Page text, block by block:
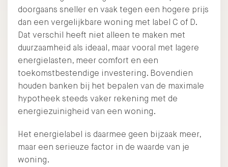
doorgaans sneller en vaak tegen een hogere prijs
dan een vergelijkbare woning met label C of D.
Dat verschil heeft niet alleen te maken met
duurzaamheid als ideaal, maar vooral met lagere
energielasten, meer comfort en een
toekomstbestendige investering. Bovendien
houden banken bij het bepalen van de maximale
hypotheek steeds vaker rekening met de
energiezuinigheid van een woning.
Het energielabel is daarmee geen bijzaak meer,
maar een serieuze factor in de waarde van je
woning.